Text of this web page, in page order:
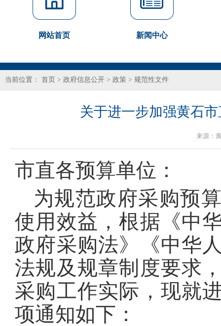
网站首页 新闻中心
当前位置： 首页 > 政府信息公开 > 政策 > 规范性文件
关于进一步加强黄石
来源：
市直各预算单位：
为规范政府采购预
使用效益，根据《中
政府采购法》《中华
法规及规章制度要求
采购工作实际，现就
项通知如下：